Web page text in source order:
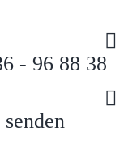
- 96 88 38